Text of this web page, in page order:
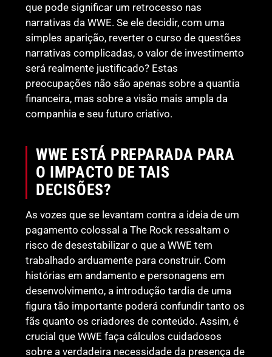
que pode significar um retrocesso nas
narrativas da WWE. Se ele decidir, com uma
simples aparição, reverter o curso de questões
narrativas complicadas, o valor de investimento
será realmente justificado? Estas
preocupações não são apenas sobre a quantia
financeira, mas sobre a visão mais ampla da
companhia e seu futuro criativo.
WWE ESTÁ PREPARADA PARA
O IMPACTO DE TAIS
DECISÕES?
As vozes que se levantam contra a ideia de um
pagamento colossal a The Rock ressaltam o
risco de desestabilizar o que a WWE tem
trabalhado arduamente para construir. Com
histórias em andamento e personagens em
desenvolvimento, a introdução tardia de uma
figura tão importante poderá confundir tanto os
fãs quanto os criadores de conteúdo. Assim, é
crucial que WWE faça cálculos cuidadosos
sobre a verdadeira necessidade da presença de